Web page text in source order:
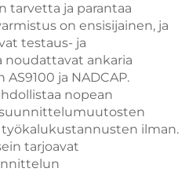
tarvetta ja parantaa
on ensisijainen, ja
testaus- ja
noudattavat ankaria
ja NADCAP.
nopean
ilman.
tarjoavat